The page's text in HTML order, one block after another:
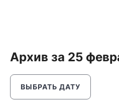
Архив за 25
ВЫБРАТЬ ДАТУ